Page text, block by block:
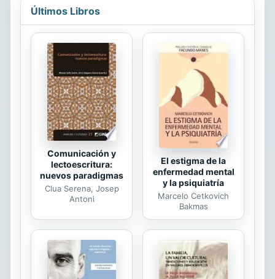
el significado de cada una de las
cartas; 21 formas diferentes y muy
eficaces de echar las cartas,
avaladas por muchos años de
experiencia práctica; y un resumen
sobre las raíces simbólicas del Tarot,
la mística de los números y las
asociaciones mitológicas.
Últimos Libros
Comunicación y
lectoescritura:
nuevos paradigmas
Clua Serena, Josep
Antoni
El estigma de la
enfermedad mental
y la psiquiatría
Marcelo Cetkovich
Bakmas